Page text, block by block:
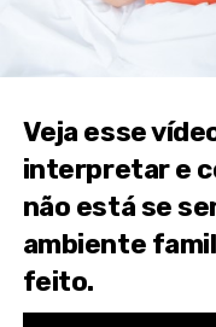
Veja esse
interpretar e
não está se
ambiente
feito.